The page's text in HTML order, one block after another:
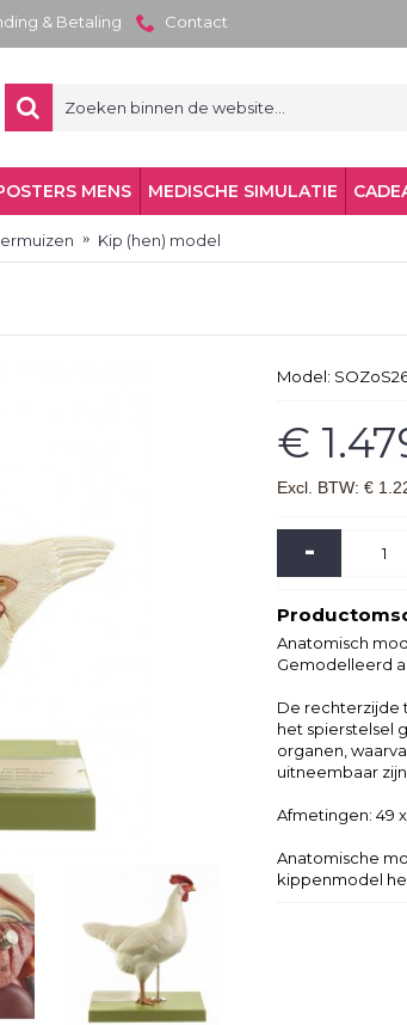
& Betaling Contact
MENS MEDISCHE SIMULATIE
Kip (hen) model
Model:
€
Excl. BTW: €
-
Anatomisch
Gemodelleerd
De rechterzijde
het spierstelsel
organen,
uitneembaar
Afmetingen: 49
Anatomische
kippenmodel